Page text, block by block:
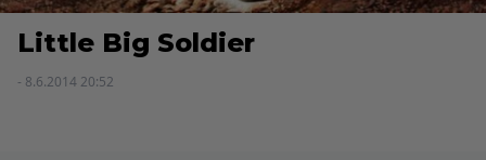
Little Big Soldier
- 8.6.2014 20:52